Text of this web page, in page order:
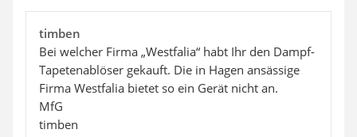
timben
Bei welcher Firma „Westfalia“ habt Ihr den Dampf-
Tapetenablöser gekauft. Die in Hagen ansässige
Firma Westfalia bietet so ein Gerät nicht an.
MfG
timben